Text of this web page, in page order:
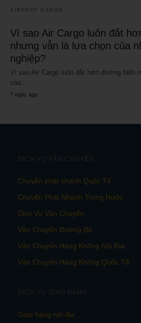
AIRPORT CARGO
Vì sao Air Cargo luôn đắt
nhưng vẫn là lựa chọn của
nghiệp?
Vì sao Air Cargo luôn đắt hơn đường biển
của…
7 ngày ago
DỊCH VỤ VẬN CHUYỂN
Chuyển phát nhanh Quốc Tế
Chuyển Phát Nhanh Trong Nước
Dịch Vụ Vận Chuyển
Vận Chuyển Đường Bộ
Vận Chuyển Hàng Không Nội Địa
Vận Chuyển Hàng Không Quốc Tế
DỊCH VỤ GIAO HÀNG
Giao hàng nội địa